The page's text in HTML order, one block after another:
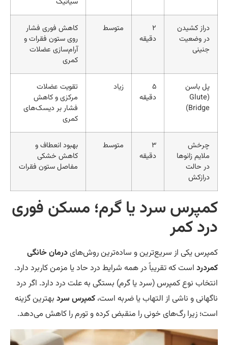
دراز کشیدن
در وضعیت
جنینی
دقیقه
متوسط
کاهش فوری فشار
روی ستون فقرات و
آرام‌سازی عضلات
پل باسن
(Glute
Bridge)
دقیقه
تقویت عضلات
مرکزی و کاهش
فشار بر دیسک‌های
چرخش
ملایم زانوها
در حالت
درازکش
دقیقه
متوسط
بهبود انعطاف و
کاهش خشکی
مفاصل ستون فقرات
سرد یا گرم؛ مسکن فوری
کمر
یکی از سریع‌ترین و ساده‌ترین روش‌هایدرمان خانگی
است که تقریباً در همه شرایط درد حاد یا مزمن کاربرد دارد.
نوع کمپرس (سرد یا گرم) بستگی به علت درد دارد. اگر درد
و ناشی از التهاب یا ضربه است،کمپرس سرد بهترین گزینه
زیرا رگ‌های خونی را منقبض کرده و تورم را کاهش می‌دهد.